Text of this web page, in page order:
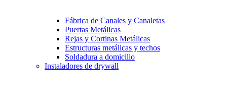
Fábrica de Canales y Canaletas
Puertas Metálicas
Rejas y Cortinas Metálicas
Estructuras metálicas y techos
Soldadura a domicilio
Instaladores de drywall